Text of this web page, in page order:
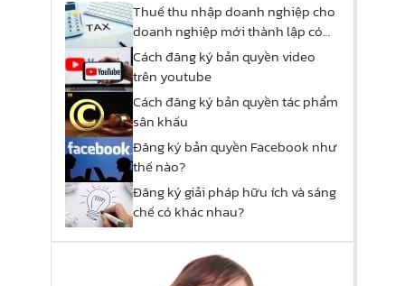
Thuế thu nhập doanh nghiệp cho
doanh nghiệp mới thành lập có
được miễn thuế
Cách đăng ký bản quyền video
trên youtube
Cách đăng ký bản quyền tác phẩm
sân khấu
Đăng ký bản quyền Facebook như
thế nào?
Đăng ký giải pháp hữu ích và sáng
chế có khác nhau?